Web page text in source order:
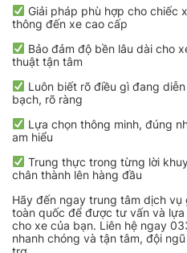
Giải pháp phù hợp cho chiếc
thông đến xe cao cấp
Bảo đảm độ bền lâu dài cho
thuật tận tâm
Luôn biết rõ điều gì đang
bạch, rõ ràng
Lựa chọn thông minh, đúng
am hiểu
Trung thực trong từng lời
chân thành lên hàng đầu
Hãy đến ngay trung tâm dịch
toàn quốc để được tư vấn và
cho xe của bạn. Liên hệ ngay
nhanh chóng và tận tâm, đội